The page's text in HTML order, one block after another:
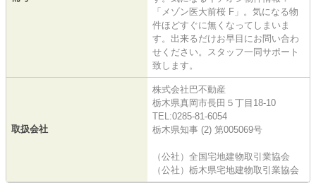
「メゾン医大前桜 F」。気になる物
件ほどすぐに無くなってしまいま
す。出来るだけお早目にお問い合わ
せください。スタッフ一同サポート
致します。
取扱会社
株式会社巴不動産
栃木県真岡市長田５丁目18-10
TEL:0285-81-6054
栃木県知事 (2) 第005069号
（公社）全国宅地建物取引業協会
（公社）栃木県宅地建物取引業協会